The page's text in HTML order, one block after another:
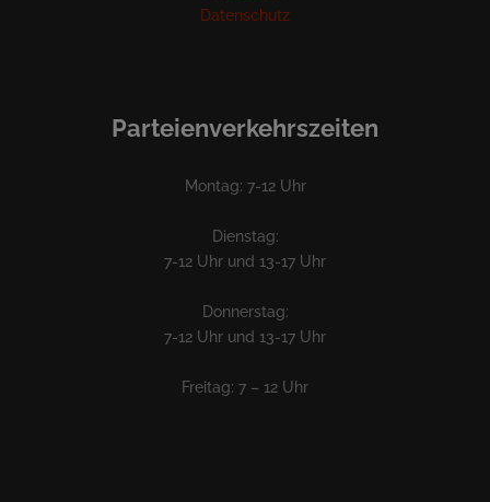
Datenschutz
Parteienverkehrszeiten
Montag: 7-12 Uhr
Dienstag:
7-12 Uhr und 13-17 Uhr
Donnerstag:
7-12 Uhr und 13-17 Uhr
Freitag: 7 – 12 Uhr